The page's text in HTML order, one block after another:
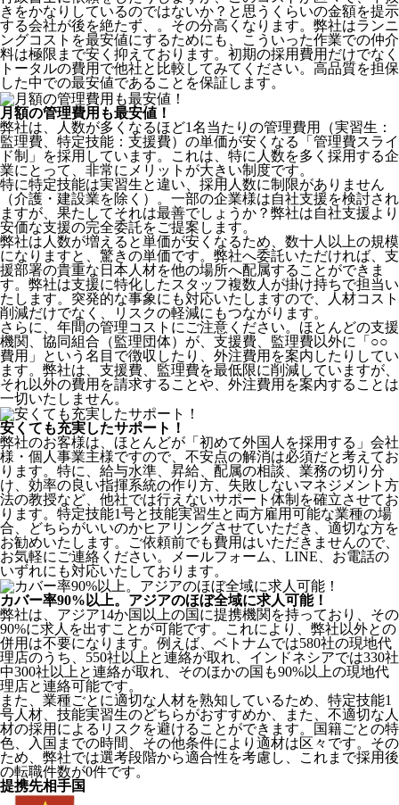
きをかなりしているのではないか？と思うくらいの金額を提示
する会社が後を絶たず、。その分高くなります。弊社はランニ
ングコストを最安値にするためにも、こういった作業での仲介
料は極限まで安く抑えております。 初期の採用費用だけでなく
トータルの費用で他社と比較してみてください。 高品質を担保
した中での最安値であることを保証します。
月額の管理費用も最安値！
弊社は、
人数が多くなるほど1名当たりの管理費用（実習生：
監理費、特定技能：支援費）の単価が安くなる「管理費スライ
ド制」を採用 しています。これは、特に人数を多く採用する企
業にとって、非常にメリットが大きい制度です。
特に特定技能は実習生と違い、採用人数に制限がありません
（介護・建設業を除く）。一部の企業様は自社支援を検討され
ますが、果たしてそれは最善でしょうか？弊社は自社支援より
安価な支援の完全委託をご提案します。
弊社は人数が増えると単価が安くなるため、数十人以上の規模
になりますと、驚きの単価です。弊社へ委託いただければ、支
援部署の貴重な日本人材を他の場所へ配属することができま
す。弊社は支援に特化したスタッフ複数人が掛け持ちで担当い
たします。突発的な事象にも対応いたしますので、人材コスト
削減だけでなく、リスクの軽減にもつながります。
さらに、年間の管理コストにご注意ください。ほとんどの支援
機関、協同組合（監理団体）が、支援費、監理費以外に「○○
費用」という名目で徴収したり、外注費用を案内したりしてい
ます。弊社は、支援費、監理費を最低限に削減していますが、
それ以外の費用を請求することや、外注費用を案内することは
一切いたしません。
安くても充実したサポート！
弊社のお客様は、ほとんどが 「初めて外国人を採用する」 会社
様・個人事業主様ですので、不安点の解消は必須だと考えてお
ります。特に、給与水準、昇給、配属の相談、業務の切り分
け、効率の良い指揮系統の作り方、失敗しないマネジメント方
法の教授など、 他社では行えないサポート体制 を確立させてお
ります。特定技能1号と技能実習生と両方雇用可能な業種の場
合、どちらがいいのかヒアリングさせていただき、適切な方を
お勧めいたします。ご依頼前でも費用はいただきませんので、
お気軽にご連絡ください。メールフォーム、LINE、お電話の
いずれにも対応いたしております。
カバー率90%以上。アジアのほぼ全域に求人可能！
弊社は、 アジア14か国以上の国に提携機関を持っており、その
90%に求人を出すことが可能です。これにより、弊社以外との
併用は不要になります。例えば、ベトナムでは580社の現地代
理店のうち、550社以上と連絡が取れ、インドネシアでは330社
中300社以上と連絡が取れ、そのほかの国も90%以上の現地代
理店と連絡可能です。
また、業種ごとに適切な人材を熟知しているため、特定技能1
号人材、技能実習生のどちらがおすすめか、また、不適切な人
材の採用によるリスクを避けることができます。国籍ごとの特
色、入国までの時間、その他条件により適材は区々です。その
ため、弊社では選考段階から適合性を考慮し、これまで採用後
の転職件数が0件です。
提携先相手国